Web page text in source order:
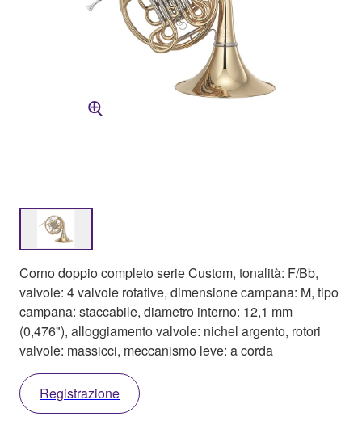
Corno doppio completo serie Custom, tonalità: F/Bb,
valvole: 4 valvole rotative, dimensione campana: M, tipo
campana: staccabile, diametro interno: 12,1 mm
(0,476"), alloggiamento valvole: nichel argento, rotori
valvole: massicci, meccanismo leve: a corda
Registrazione